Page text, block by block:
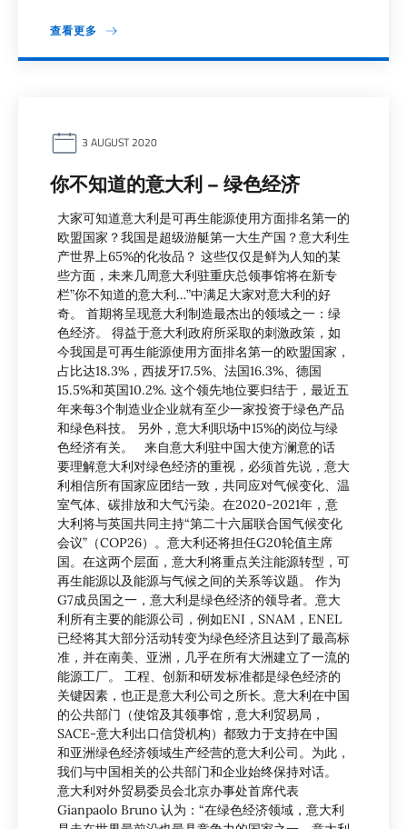
查看更多
3 AUGUST 2020
你不知道的意大利 – 绿色经济
大家可知道意大利是可再生能源使用方面排名第一的
欧盟国家？我国是超级游艇第一大生产国？意大利生
产世界上65%的化妆品？ 这些仅仅是鲜为人知的某
些方面，未来几周意大利驻重庆总领事馆将在新专
栏”你不知道的意大利…”中满足大家对意大利的好
奇。 首期将呈现意大利制造最杰出的领域之一：绿
色经济。 得益于意大利政府所采取的刺激政策，如
今我国是可再生能源使用方面排名第一的欧盟国家，
占比达18.3%，西拔牙17.5%、法国16.3%、德国
15.5%和英国10.2%. 这个领先地位要归结于，最近五
年来每3个制造业企业就有至少一家投资于绿色产品
和绿色科技。 另外，意大利职场中15%的岗位与绿
色经济有关。 来自意大利驻中国大使方澜意的话
要理解意大利对绿色经济的重视，必须首先说，意大
利相信所有国家应团结一致，共同应对气候变化、温
室气体、碳排放和大气污染。在2020-2021年，意
大利将与英国共同主持“第二十六届联合国气候变化
会议”（COP26）。意大利还将担任G20轮值主席
国。在这两个层面，意大利将重点关注能源转型，可
再生能源以及能源与气候之间的关系等议题。 作为
G7成员国之一，意大利是绿色经济的领导者。意大
利所有主要的能源公司，例如ENI，SNAM，ENEL
已经将其大部分活动转变为绿色经济且达到了最高标
准，并在南美、亚洲，几乎在所有大洲建立了一流的
能源工厂。 工程、创新和研发标准都是绿色经济的
关键因素，也正是意大利公司之所长。意大利在中国
的公共部门（使馆及其领事馆，意大利贸易局，
SACE-意大利出口信贷机构）都致力于支持在中国
和亚洲绿色经济领域生产经营的意大利公司。为此，
我们与中国相关的公共部门和企业始终保持对话。
意大利对外贸易委员会北京办事处首席代表
Gianpaolo Bruno 认为：“在绿色经济领域，意大利